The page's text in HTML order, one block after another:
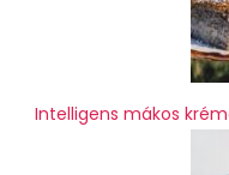
Intelligens mákos